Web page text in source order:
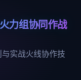
力组协同作战
实战火线协作技